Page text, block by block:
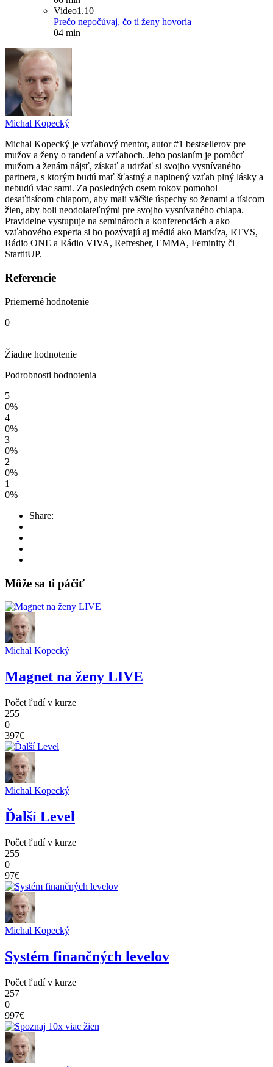
Video1.10
Prečo nepočúvaj, čo ti ženy hovoria
04 min
Michal Kopecký
Michal Kopecký je vzťahový mentor, autor #1 bestsellerov pre
mužov a ženy o randení a vzťahoch. Jeho poslaním je pomôcť
mužom a ženám nájsť, získať a udržať si svojho vysnívaného
partnera, s ktorým budú mať šťastný a naplnený vzťah plný lásky a
nebudú viac sami. Za posledných osem rokov pomohol
desaťtisícom chlapom, aby mali väčšie úspechy so ženami a tísicom
žien, aby boli neodolateľnými pre svojho vysnívaného chlapa.
Pravidelne vystupuje na seminároch a konferenciách a ako
vzťahového experta si ho pozývajú aj médiá ako Markíza, RTVS,
Rádio ONE a Rádio VIVA, Refresher, EMMA, Feminity či
StartitUP.
Referencie
Priemerné hodnotenie
0
Žiadne hodnotenie
Podrobnosti hodnotenia
5
0%
4
0%
3
0%
2
0%
1
0%
Share:
Môže sa ti páčiť
Michal Kopecký
Magnet na ženy LIVE
Počet ľudí v kurze
255
0
397€
Michal Kopecký
Ďalší Level
Počet ľudí v kurze
255
0
97€
Michal Kopecký
Systém finančných levelov
Počet ľudí v kurze
257
0
997€